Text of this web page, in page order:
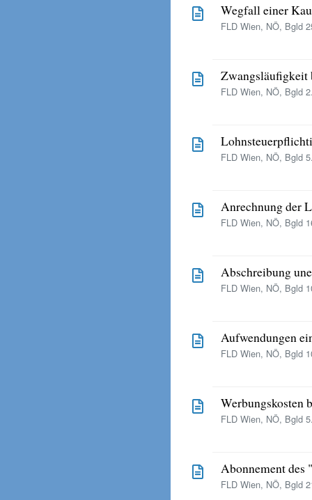
Wegfall einer
FLD Wien, NÖ, Bgld
Zwangsläufigkeit
FLD Wien, NÖ, Bgld
FLD Wien, NÖ, Bgld
Anrechnung der
FLD Wien, NÖ, Bgld
Abschreibung
FLD Wien, NÖ, Bgld
Aufwendungen
FLD Wien, NÖ, Bgld
Werbungskosten
FLD Wien, NÖ, Bgld
Abonnement
FLD Wien, NÖ, Bgld